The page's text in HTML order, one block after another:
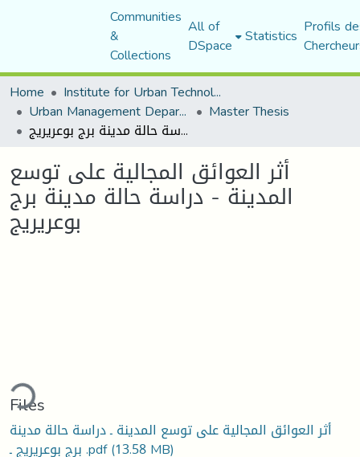
Communities
&
Collections
All of
DSpace Statistics Profils
Home
Institute for Urban Technology Management
Urban Management Department Master Thesis
أثر العوائق المجالية على توسع المدينة - دراسة حالة مدينة برج بوعريريج
أثر العوائق المجالية على توسع
المدينة - دراسة حالة مدينة برج
بوعريريج
Files
أثر العوائق المجالية على توسع المدينة ـ دراسة حالة مدينة
برج بوعريريج ـ .pdf(13.58 MB)